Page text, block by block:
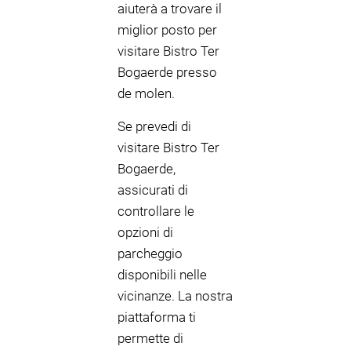
aiuterà a trovare il
miglior posto per
visitare Bistro Ter
Bogaerde presso
de molen.
Se prevedi di
visitare Bistro Ter
Bogaerde,
assicurati di
controllare le
opzioni di
parcheggio
disponibili nelle
vicinanze. La nostra
piattaforma ti
permette di